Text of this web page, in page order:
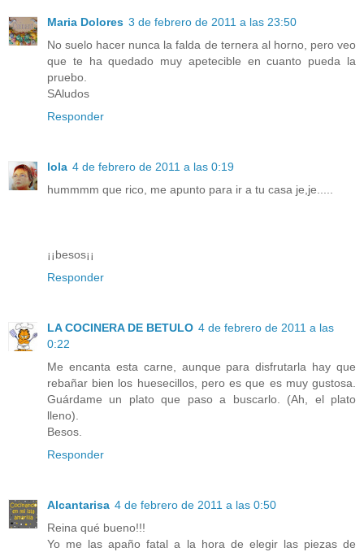
Maria Dolores 3 de febrero de 2011 a las 23:50
No suelo hacer nunca la falda de ternera al horno, pero veo
que te ha quedado muy apetecible en cuanto pueda la
pruebo.
SAludos
Responder
lola 4 de febrero de 2011 a las 0:19
hummmm que rico, me apunto para ir a tu casa je,je.....
¡¡besos¡¡
Responder
LA COCINERA DE BETULO 4 de febrero de 2011 a las
0:22
Me encanta esta carne, aunque para disfrutarla hay que
rebañar bien los huesecillos, pero es que es muy gustosa.
Guárdame un plato que paso a buscarlo. (Ah, el plato
lleno).
Besos.
Responder
Alcantarisa 4 de febrero de 2011 a las 0:50
Reina qué bueno!!!
Yo me las apaño fatal a la hora de elegir las piezas de